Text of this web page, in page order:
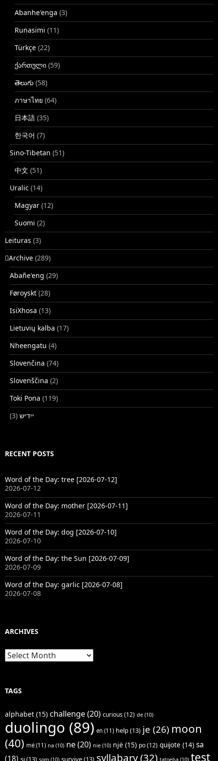
Abanhe'enga (3)
Runasimi (11)
Türkçe (22)
ქართული (59)
తెలుగు (58)
ภาษาไทย (64)
日本語 (35)
한국어 (7)
Sino-Tibetan (51)
中文 (51)
Uralic (14)
Magyar (12)
Suomi (2)
Leituras (3)
􏿽Archive (289)
Abañe'eng (29)
Føroyskt (28)
IsiXhosa (13)
Lietuvių kalba (17)
Nheengatu (4)
Slovenčina (74)
Slovenščina (2)
Toki Pona (119)
ייִדיש (3)
RECENT POSTS
Word of the Day: tree [2026-07-12]
2026-07-12
Word of the Day: mother [2026-07-11]
2026-07-11
Word of the Day: dog [2026-07-10]
2026-07-10
Word of the Day: the Sun [2026-07-09]
2026-07-09
Word of the Day: garlic [2026-07-08]
2026-07-08
ARCHIVES
Archives
TAGS
alphabet (15) challenge(20) curious(12) de (10)
duolingo (89) en (11) help(13) je (26) moon
(40) më (11) na (10) ne(20) nie (10) një (15) po(12) quijote (14) sa
(18) si(13) som (10) survive(13) syllabary(32) tatoeba (10) test